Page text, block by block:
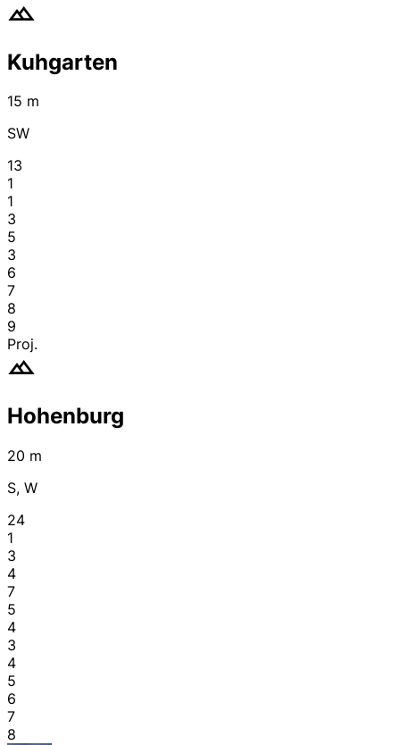
Kuhgarten
15 m
SW
13
1
1
3
5
3
6
7
8
9
Proj.
Hohenburg
20 m
S, W
24
1
3
4
7
5
4
3
4
5
6
7
8